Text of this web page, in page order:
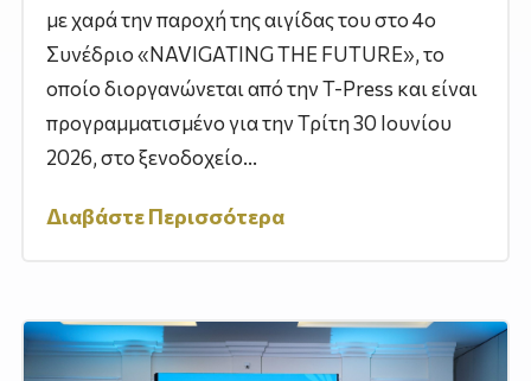
με χαρά την παροχή της αιγίδας του στο 4ο
Συνέδριο «NAVIGATING THE FUTURE», το
οποίο διοργανώνεται από την T-Press και είναι
προγραμματισμένο για την Τρίτη 30 Ιουνίου
2026, στο ξενοδοχείο...
Διαβάστε Περισσότερα